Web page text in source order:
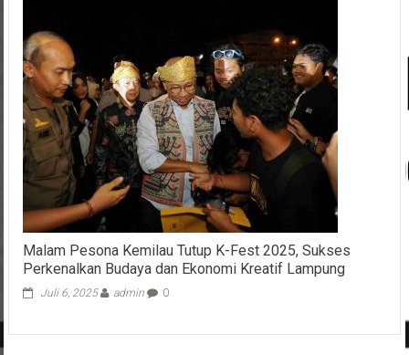
Malam Pesona Kemilau Tutup K-Fest 2025, Sukses
Perkenalkan Budaya dan Ekonomi Kreatif Lampung
Juli 6, 2025 admin 0